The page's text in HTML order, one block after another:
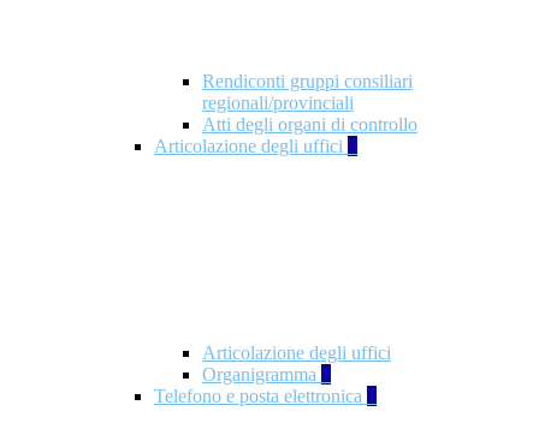
Rendiconti gruppi consiliari
regionali/provinciali
Atti degli organi di controllo
Articolazione degli uffici 9
Articolazione degli uffici
Organigramma 1
Telefono e posta elettronica 1